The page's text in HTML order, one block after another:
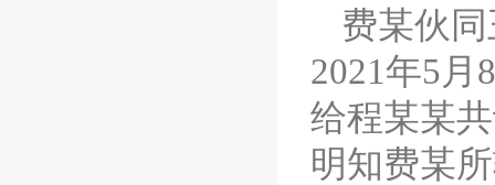
费某伙
2021年5
给程某某
明知费某